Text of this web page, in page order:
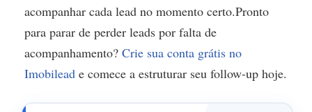
acompanhar cada lead no momento certo.Pronto
para parar de perder leads por falta de
acompanhamento? Crie sua conta grátis no
Imobilead e comece a estruturar seu follow-up hoje.